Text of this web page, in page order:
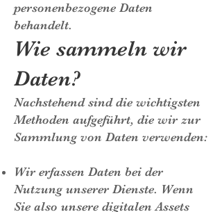
personenbezogene Daten
behandelt.
Wie sammeln wir
Daten?
Nachstehend sind die wichtigsten
Methoden aufgeführt, die wir zur
Sammlung von Daten verwenden:
Wir erfassen Daten bei der
Nutzung unserer Dienste. Wenn
Sie also unsere digitalen Assets